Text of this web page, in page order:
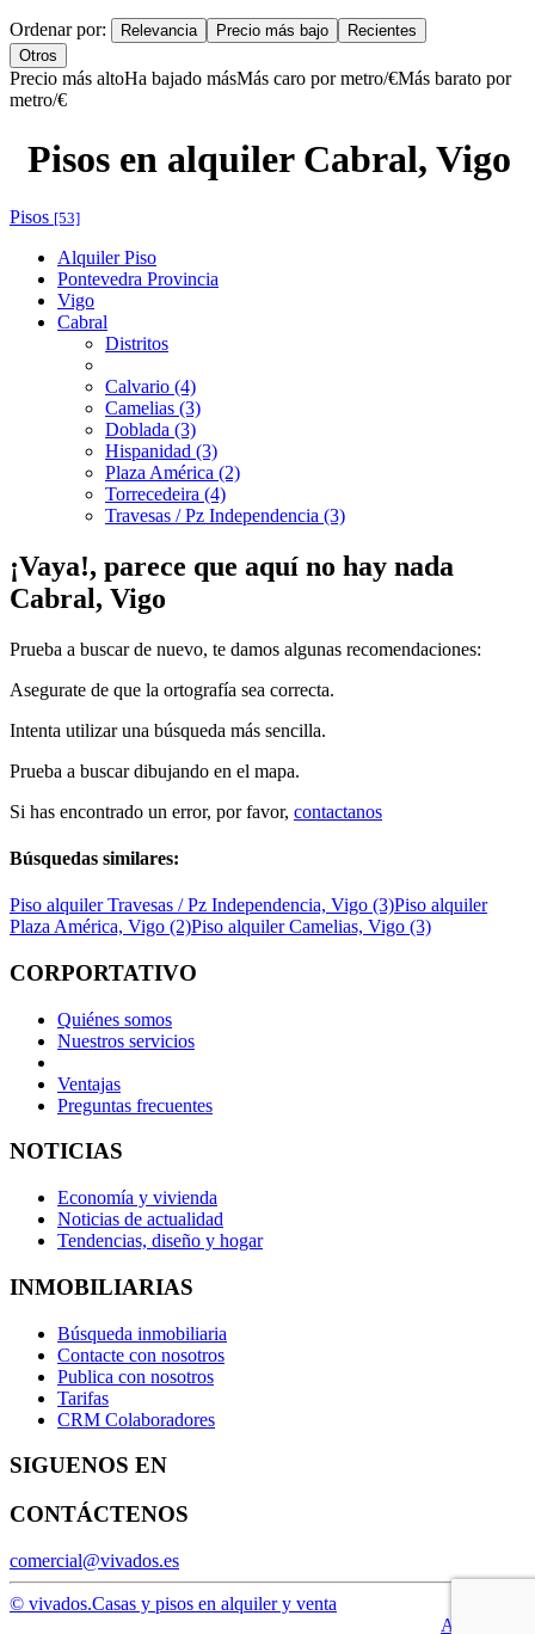
Ordenar por: Relevancia Precio más bajo
Recientes
Otros
Precio más altoHa bajado másMás caro por metro/€Más barato por
metro/€
Pisos en alquiler Cabral, Vigo
Pisos [53]
Alquiler Piso
Pontevedra Provincia
Vigo
Cabral
Distritos
Calvario (4)
Camelias (3)
Doblada (3)
Hispanidad (3)
Plaza América (2)
Torrecedeira (4)
Travesas / Pz Independencia (3)
¡Vaya!, parece que aquí no hay nada
Cabral, Vigo
Prueba a buscar de nuevo, te damos algunas recomendaciones:
Asegurate de que la ortografía sea correcta.
Intenta utilizar una búsqueda más sencilla.
Prueba a buscar dibujando en el mapa.
Si has encontrado un error, por favor, contactanos
Búsquedas similares:
Piso alquiler Travesas / Pz Independencia, Vigo (3)Piso alquiler
Plaza América, Vigo (2)Piso alquiler Camelias, Vigo (3)
CORPORTATIVO
Quiénes somos
Nuestros servicios
Ventajas
Preguntas frecuentes
NOTICIAS
Economía y vivienda
Noticias de actualidad
Tendencias, diseño y hogar
INMOBILIARIAS
Búsqueda inmobiliaria
Contacte con nosotros
Publica con nosotros
Tarifas
CRM Colaboradores
SIGUENOS EN
CONTÁCTENOS
comercial@vivados.es
© vivados.Casas y pisos en alquiler y venta
Aviso legal